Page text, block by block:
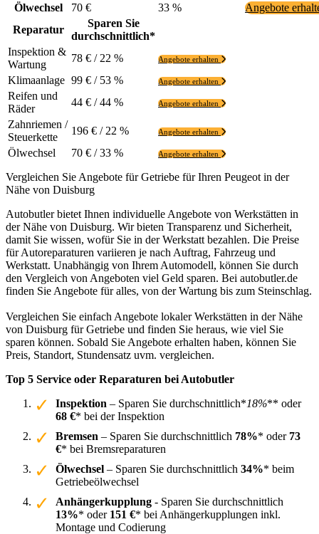
Ölwechsel
70 € 33 %
Angebote
Reparatur
Sparen Sie
durchschnittlich*
Inspektion &
Wartung
78 € / 22 % Angebote erhalten
Klimaanlage 99 € / 53 % Angebote erhalten
Reifen und
Räder
44 € / 44 % Angebote erhalten
Zahnriemen /
Steuerkette
196 € / 22 % Angebote erhalten
Ölwechsel 70 € / 33 % Angebote erhalten
Vergleichen Sie Angebote für Getriebe für Ihren Peugeot in der
Nähe von Duisburg
Autobutler bietet Ihnen individuelle Angebote von Werkstätten in
der Nähe von Duisburg. Wir bieten Transparenz und Sicherheit,
damit Sie wissen, wofür Sie in der Werkstatt bezahlen. Die Preise
für Autoreparaturen variieren je nach Auftrag, Fahrzeug und
Werkstatt. Unabhängig von Ihrem Automodell, können Sie durch
den Vergleich von Angeboten viel Geld sparen. Bei autobutler.de
finden Sie Angebote für alles, von der Wartung bis zum Steinschlag.
Vergleichen Sie einfach Angebote lokaler Werkstätten in der Nähe
von Duisburg für Getriebe und finden Sie heraus, wie viel Sie
sparen können. Sobald Sie Angebote erhalten haben, können Sie
Preis, Standort, Stundensatz uvm. vergleichen.
Top 5 Service oder Reparaturen bei Autobutler
Inspektion – Sparen Sie durchschnittlich*18%** oder
68 €* bei der Inspektion
Bremsen – Sparen Sie durchschnittlich 78%* oder 73
€* bei Bremsreparaturen
Ölwechsel – Sparen Sie durchschnittlich 34%* beim
Getriebeölwechsel
Anhängerkupplung - Sparen Sie durchschnittlich
13%* oder 151 €* bei Anhängerkupplungen inkl.
Montage und Codierung